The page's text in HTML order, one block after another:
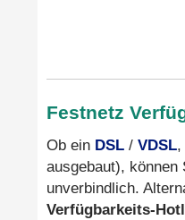
Festnetz
Ob ein DSL / VDSL,
ausgebaut), können
unverbindlich.
Verfügbarkeits-